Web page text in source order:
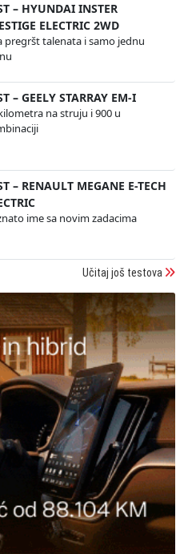
– HYUNDAI INSTER
ELECTRIC 2WD
pregršt talenata i samo jednu
– GEELY STARRAY EM-I
na struju i 900 u
– RENAULT MEGANE E-TECH
ime sa novim zadacima
Učitaj još testova